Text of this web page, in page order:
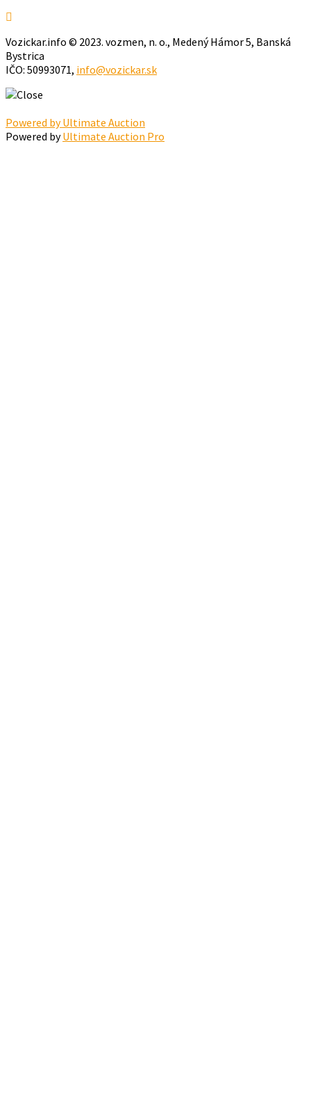
Vozickar.info © 2023. vozmen, n. o., Medený Hámor 5, Banská
Bystrica
IČO: 50993071, info@vozickar.sk
Powered by Ultimate Auction
Powered byUltimate Auction Pro